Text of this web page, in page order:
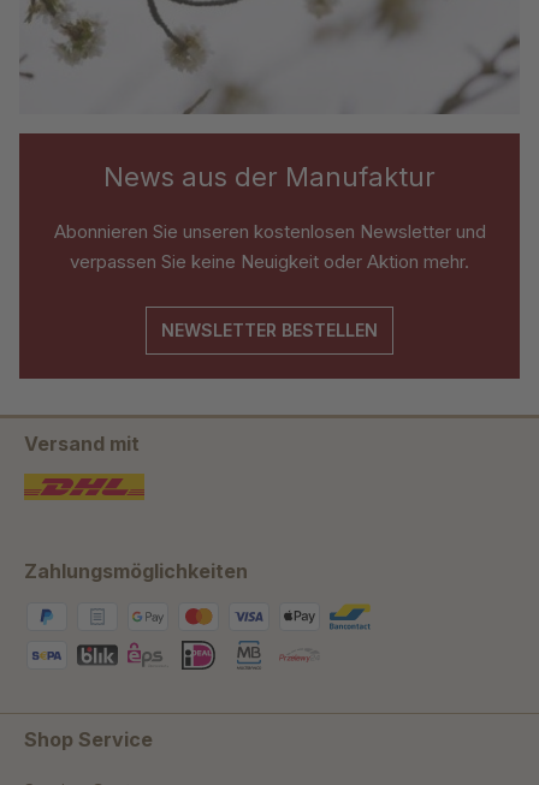
News aus der Manufaktur
Abonnieren Sie unseren kostenlosen Newsletter und
verpassen Sie keine Neuigkeit oder Aktion mehr.
NEWSLETTER BESTELLEN
Versand mit
Zahlungsmöglichkeiten
Shop Service